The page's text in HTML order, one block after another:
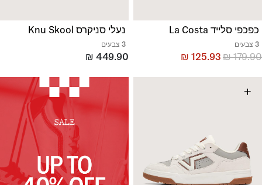
כפכפי סלייד La Costa
3 צבעים
₪179.90
₪ 125.93
נעלי סניקרס Knu Skool
3 צבעים
₪ 449.90
+